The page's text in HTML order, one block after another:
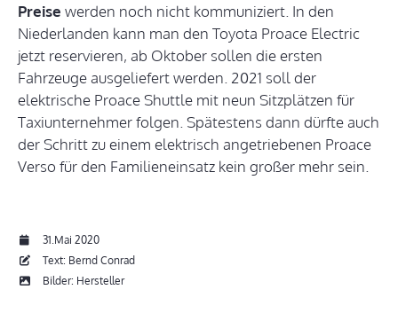
Preise werden noch nicht kommuniziert. In den
Niederlanden kann man den Toyota Proace Electric
jetzt reservieren, ab Oktober sollen die ersten
Fahrzeuge ausgeliefert werden. 2021 soll der
elektrische Proace Shuttle mit neun Sitzplätzen für
Taxiunternehmer folgen. Spätestens dann dürfte auch
der Schritt zu einem elektrisch angetriebenen Proace
Verso für den Familieneinsatz kein großer mehr sein.
31.Mai 2020
Text: Bernd Conrad
Bilder: Hersteller